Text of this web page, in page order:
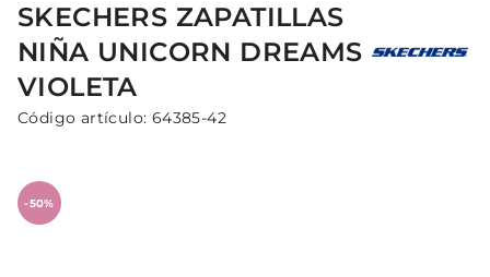
SKECHERS ZAPATILLAS
NIÑA UNICORN DREAMS
VIOLETA
Código artículo: 64385-42
-50%